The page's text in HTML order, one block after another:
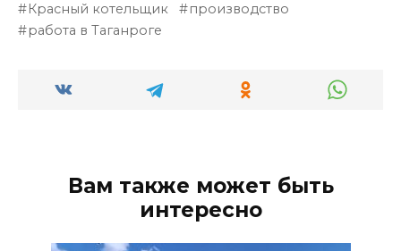
Красный котельщик
производство
работа в Таганроге
Вам также может быть
интересно